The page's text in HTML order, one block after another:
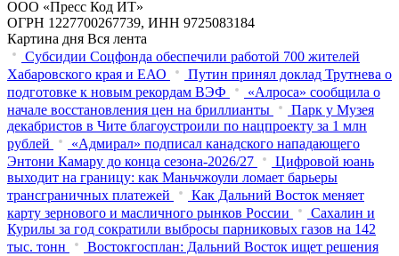
ООО «Пресс Код ИТ»
ОГРН 1227700267739, ИНН 9725083184
Картина дня Вся лента
Субсидии Соцфонда обеспечили работой 700 жителей
Хабаровского края и ЕАО
Путин принял доклад Трутнева о
подготовке к новым рекордам ВЭФ
«Алроса» сообщила о
начале восстановления цен на бриллианты
Парк у Музея
декабристов в Чите благоустроили по нацпроекту за 1 млн
рублей
«Адмирал» подписал канадского нападающего
Энтони Камару до конца сезона-2026/27
Цифровой юань
выходит на границу: как Маньчжоули ломает барьеры
трансграничных платежей
Как Дальний Восток меняет
карту зернового и масличного рынков России
Сахалин и
Курилы за год сократили выбросы парниковых газов на 142
тыс. тонн
Востокгосплан: Дальний Восток ищет решения